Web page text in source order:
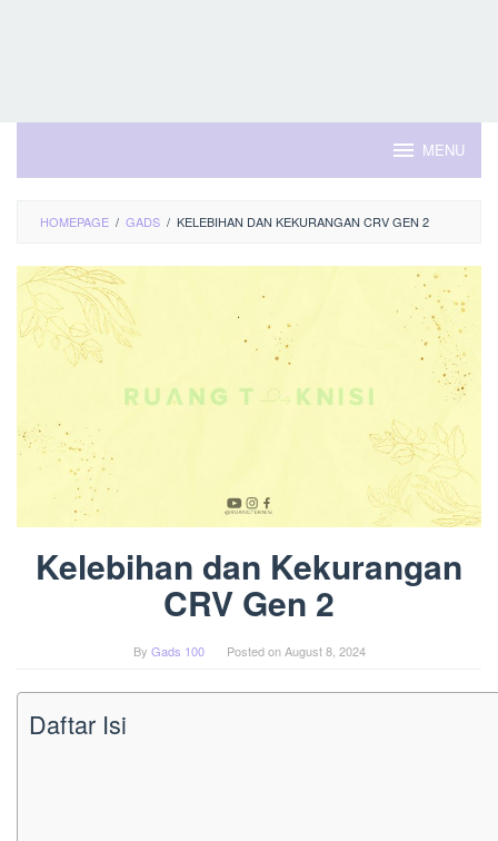
MENU
HOMEPAGE / GADS / KELEBIHAN DAN KEKURANGAN CRV GEN 2
Kelebihan dan Kekurangan
CRV Gen 2
By Gads 100 Posted onAugust 8, 2024
Daftar Isi